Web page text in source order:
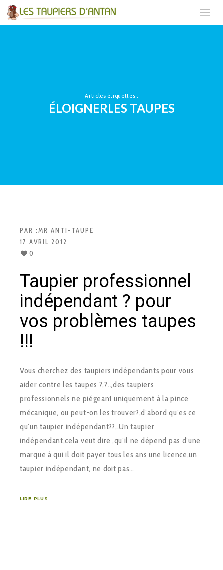
Articles étiquettés :
ÉLOIGNERLES TAUPES
PAR :MR ANTI-TAUPE
17 AVRIL 2012
0
Taupier professionnel
indépendant ? pour
vos problèmes taupes
!!!
Vous cherchez des taupiers indépendants pour vous
aider contre les taupes ?,?..,des taupiers
professionnels ne piégeant uniquement à la pince
mécanique, ou peut-on les trouver?,d’abord qu’es ce
qu’un taupier indépendant??,.Un taupier
indépendant,cela veut dire ,qu’il ne dépend pas d’une
marque à qui il doit payer tous les ans une licence,un
taupier indépendant, ne doit pas…
LIRE PLUS